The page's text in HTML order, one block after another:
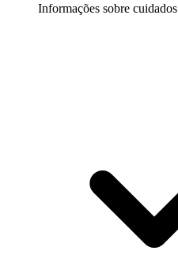
Informações sobre cuidados